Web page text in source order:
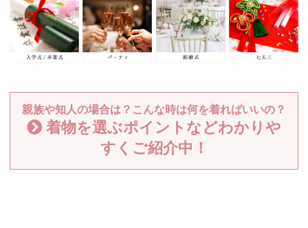
親族や知人の場合は？こんな時は何を着ればいいの？
着物を選ぶポイントなどわかりや
すくご紹介中！